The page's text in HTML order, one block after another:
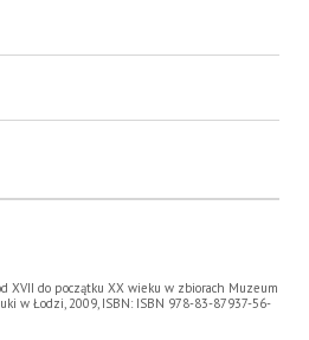
XVII do początku XX wieku w zbiorach Muzeum
w Łodzi, 2009, ISBN: ISBN 978-83-87937-56-